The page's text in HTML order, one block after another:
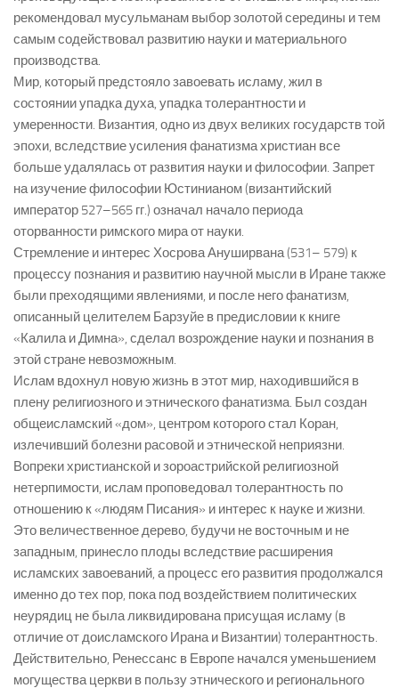
рекомендовал мусульманам выбор золотой середины и тем
самым содействовал развитию науки и материального
производства.
Мир, который предстояло завоевать исламу, жил в
состоянии упадка духа, упадка толерантности и
умеренности. Византия, одно из двух великих государств той
эпохи, вследствие усиления фанатизма христиан все
больше удалялась от развития науки и философии. Запрет
на изучение философии Юстинианом (византийский
император 527–565 гг.) означал начало периода
оторванности римского мира от науки.
Стремление и интерес Хосрова Ануширвана (531– 579) к
процессу познания и развитию научной мысли в Иране также
были преходящими явлениями, и после него фанатизм,
описанный целителем Барзуйе в предисловии к книге
«Калила и Димна», сделал возрождение науки и познания в
этой стране невозможным.
Ислам вдохнул новую жизнь в этот мир, находившийся в
плену религиозного и этнического фанатизма. Был создан
общеисламский «дом», центром которого стал Коран,
излечивший болезни расовой и этнической неприязни.
Вопреки христианской и зороастрийской религиозной
нетерпимости, ислам проповедовал толерантность по
отношению к «людям Писания» и интерес к науке и жизни.
Это величественное дерево, будучи не восточным и не
западным, принесло плоды вследствие расширения
исламских завоеваний, а процесс его развития продолжался
именно до тех пор, пока под воздействием политических
неурядиц не была ликвидирована присущая исламу (в
отличие от доисламского Ирана и Византии) толерантность.
Действительно, Ренессанс в Европе начался уменьшением
могущества церкви в пользу этнического и регионального